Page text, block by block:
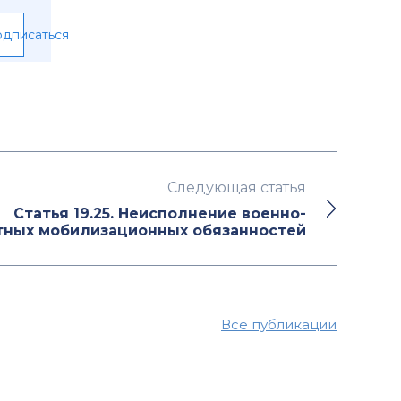
Следующая статья
Статья 19.25. Неисполнение военно-
мобилизационных обязанностей
Все публикации